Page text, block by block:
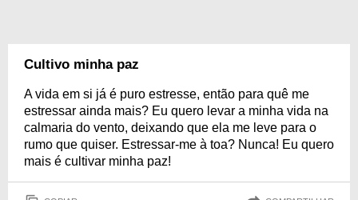
Cultivo minha paz
A vida em si já é puro estresse, então para quê me
estressar ainda mais? Eu quero levar a minha vida na
calmaria do vento, deixando que ela me leve para o
rumo que quiser. Estressar-me à toa? Nunca! Eu quero
mais é cultivar minha paz!